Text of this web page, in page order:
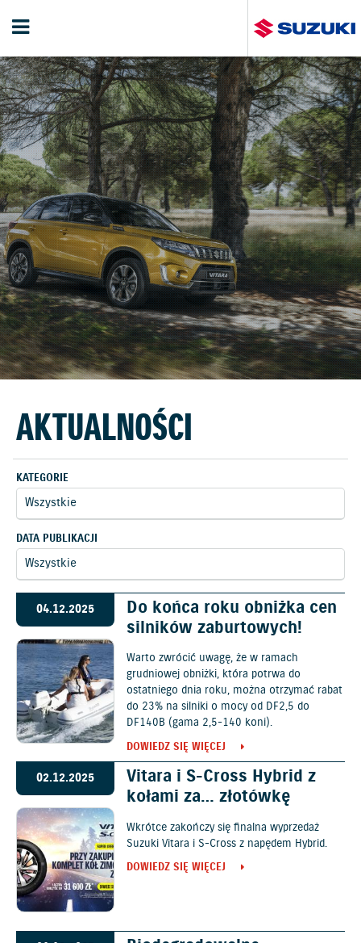
AKTUALNOŚCI
KATEGORIE
DATA PUBLIKACJI
04.12.2025
Do końca roku obniżka cen
silników zaburtowych!
Warto zwrócić uwagę, że w ramach
grudniowej obniżki, która potrwa do
ostatniego dnia roku, można otrzymać rabat
do 23% na silniki o mocy od DF2,5 do
DF140B (gama 2,5-140 koni).
DOWIEDZ SIĘ WIĘCEJ
02.12.2025
Vitara i S-Cross Hybrid z
kołami za… złotówkę
Wkrótce zakończy się finalna wyprzedaż
Suzuki Vitara i S-Cross z napędem Hybrid.
DOWIEDZ SIĘ WIĘCEJ